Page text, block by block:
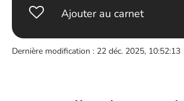
Ajouter au carnet
Dernière modification : 22 déc. 2025, 10:52:13